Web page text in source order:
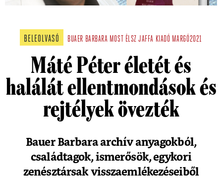
BELEOLVASÓ BUAER BARBARA MOST ÉLSZ JAFFA KIADÓ MARGÓ2021
Máté Péter életét és
halálát ellentmondások és
rejtélyek övezték
Bauer Barbara archív anyagokból,
családtagok, ismerősök, egykori
zenésztársak visszaemlékezéseiből